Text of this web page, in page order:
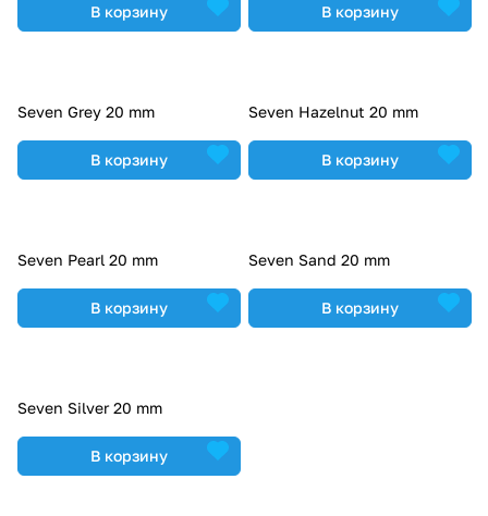
В корзину В корзину
Seven Grey 20 mm
В корзину
Seven Hazelnut 20 mm
В корзину
Seven Pearl 20 mm
В корзину
Seven Sand 20 mm
В корзину
Seven Silver 20 mm
В корзину